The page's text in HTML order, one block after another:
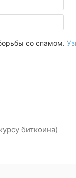
со спамом.
биткоина)